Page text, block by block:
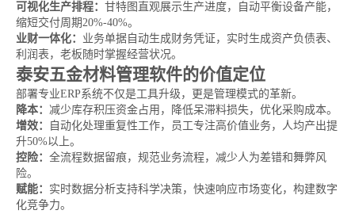
可视化生产排程： 甘特图直观展示生产进度，自动平衡设备产能，
缩短交付周期20%-40%。
业财一体化： 业务单据自动生成财务凭证，实时生成资产负债表、
利润表，老板随时掌握经营状况。
泰安五金材料管理软件的价值定位
部署专业ERP系统不仅是工具升级，更是管理模式的革新。
降本： 减少库存积压资金占用，降低呆滞料损失，优化采购成本。
增效：
自动化处理重复性工作，员工专注高价值业务，人均产出提
升50%以上。
控险： 全流程数据留痕，规范业务流程，减少人为差错和舞弊风
险。
赋能： 实时数据分析支持科学决策，快速响应市场变化，构建数字
化竞争力。